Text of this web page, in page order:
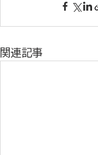
関連記事